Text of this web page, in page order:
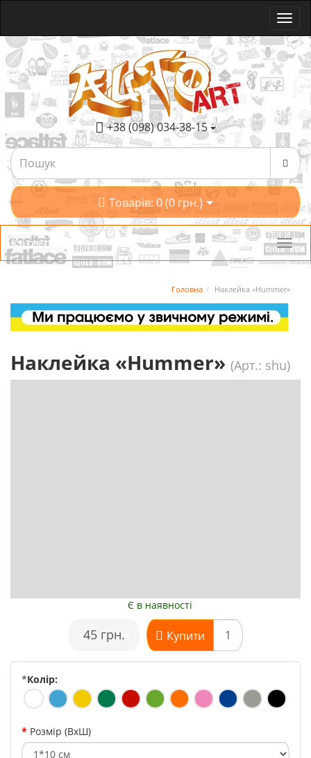
+38 (098) 034-38-15
Товарів: 0 (0 грн.)
Категорії
Головна Наклейка «Hummer»
Наклейка «Hummer» (Арт.: shu)
Є в наявності
45 грн. Купити
*Колір:
Розмір (ВхШ)